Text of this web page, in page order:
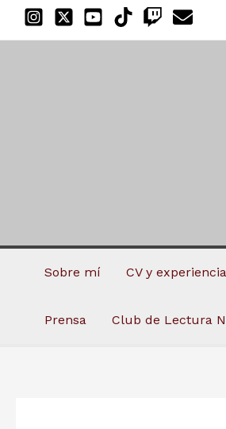
Sobre mí CV y experiencia
Prensa Club de Lectura